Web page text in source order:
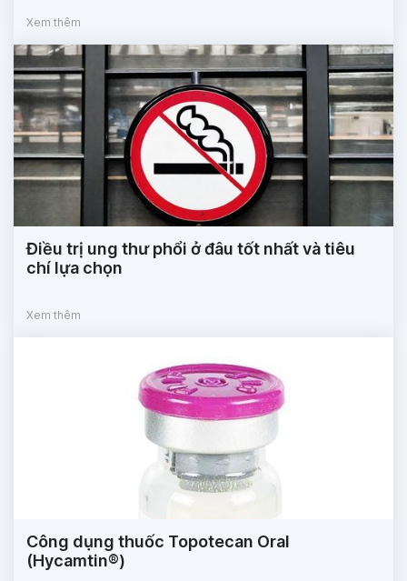
Xem thêm
Điều trị ung thư phổi ở đâu tốt nhất và tiêu
chí lựa chọn
Xem thêm
Công dụng thuốc Topotecan Oral
(Hycamtin®)